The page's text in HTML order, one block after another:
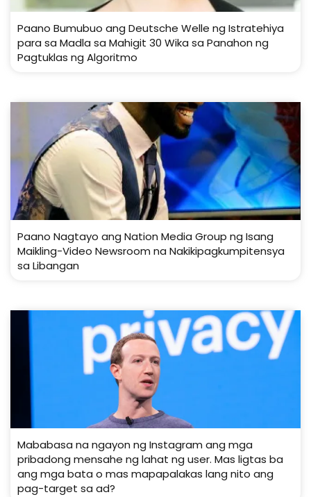
Paano Bumubuo ang Deutsche Welle ng Istratehiya
para sa Madla sa Mahigit 30 Wika sa Panahon ng
Pagtuklas ng Algoritmo
Paano Nagtayo ang Nation Media Group ng Isang
Maikling-Video Newsroom na Nakikipagkumpitensya
sa Libangan
Mababasa na ngayon ng Instagram ang mga
pribadong mensahe ng lahat ng user. Mas ligtas ba
ang mga bata o mas mapapalakas lang nito ang
pag-target sa ad?